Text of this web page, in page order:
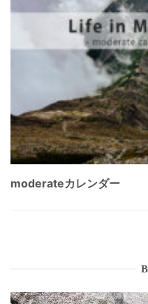
moderateカレンダー